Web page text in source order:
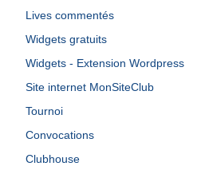
Lives commentés
Widgets gratuits
Widgets - Extension Wordpress
Site internet MonSiteClub
Tournoi
Convocations
Clubhouse